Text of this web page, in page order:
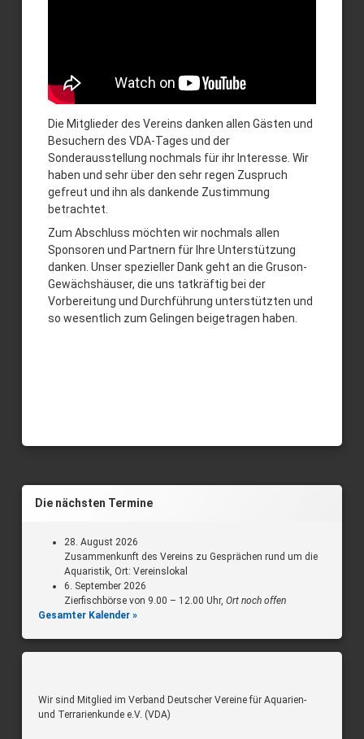
Die Mitglieder des Vereins danken allen Gästen und
Besuchern des VDA-Tages und der
Sonderausstellung nochmals für ihr Interesse. Wir
haben und sehr über den sehr regen Zuspruch
gefreut und ihn als dankende Zustimmung
betrachtet.
Zum Abschluss möchten wir nochmals allen
Sponsoren und Partnern für Ihre Unterstützung
danken. Unser spezieller Dank geht an die Gruson-
Gewächshäuser, die uns tatkräftig bei der
Vorbereitung und Durchführung unterstützten und
so wesentlich zum Gelingen beigetragen haben.
Die nächsten Termine
28. August 2026
Zusammenkunft des Vereins zu Gesprächen rund um die
Aquaristik, Ort: Vereinslokal
6. September 2026
Zierfischbörse von 9.00 – 12.00 Uhr,Ort noch offen
Gesamter Kalender »
Wir sind Mitglied im Verband Deutscher Vereine für Aquarien-
und Terrarienkunde e.V. (VDA)